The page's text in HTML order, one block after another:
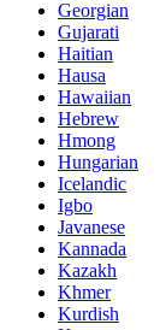
Georgian
Gujarati
Haitian
Hausa
Hawaiian
Hebrew
Hmong
Hungarian
Icelandic
Igbo
Javanese
Kannada
Kazakh
Khmer
Kurdish